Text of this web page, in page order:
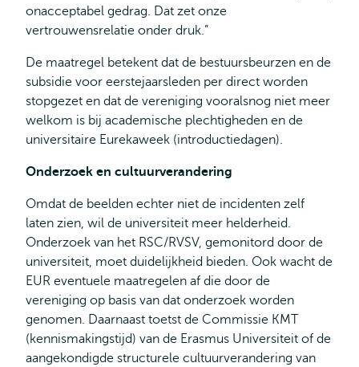
onacceptabel gedrag. Dat zet onze
vertrouwensrelatie onder druk.”
De maatregel betekent dat de bestuursbeurzen en de
subsidie voor eerstejaarsleden per direct worden
stopgezet en dat de vereniging vooralsnog niet meer
welkom is bij academische plechtigheden en de
universitaire Eurekaweek (introductiedagen).
Onderzoek en cultuurverandering
Omdat de beelden echter niet de incidenten zelf
laten zien, wil de universiteit meer helderheid.
Onderzoek van het RSC/RVSV, gemonitord door de
universiteit, moet duidelijkheid bieden. Ook wacht de
EUR eventuele maatregelen af die door de
vereniging op basis van dat onderzoek worden
genomen. Daarnaast toetst de Commissie KMT
(kennismakingstijd) van de Erasmus Universiteit of de
aangekondigde structurele cultuurverandering van